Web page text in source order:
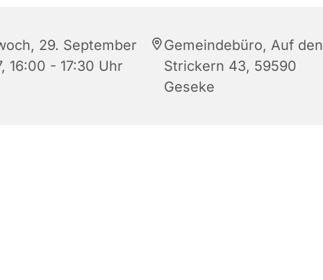
29. September
16:00 - 17:30 Uhr
Gemeindebüro, Auf den
Strickern 43, 59590
Geseke